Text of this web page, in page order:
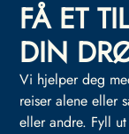
FÅ ET
DIN
Vi hjelper deg
reiser alene eller
eller andre. Fyll